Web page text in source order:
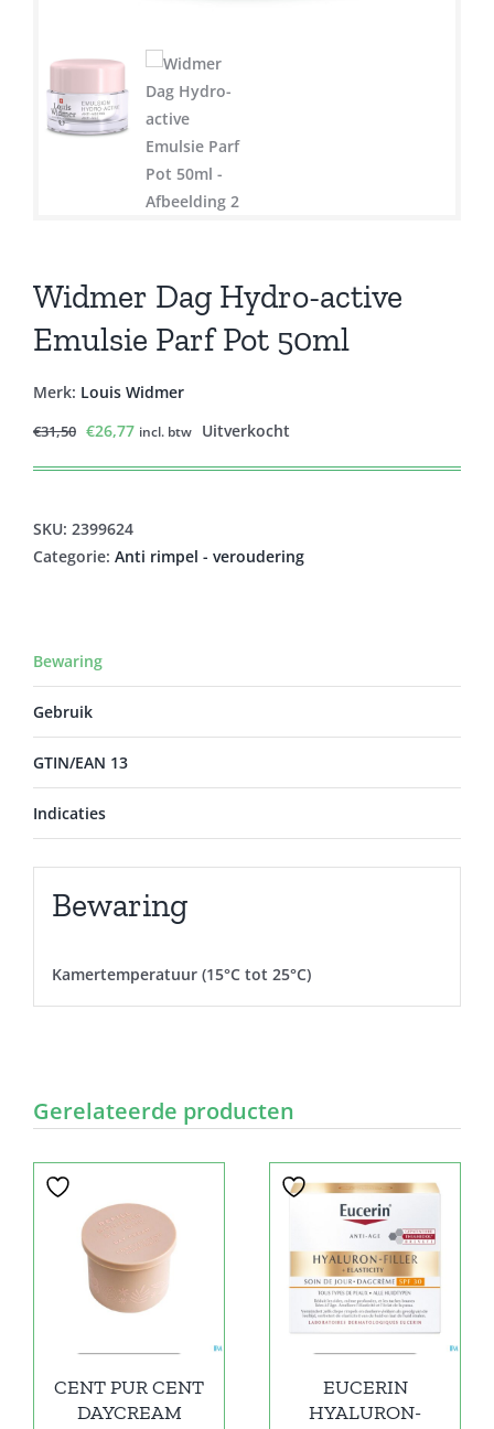
Widmer Dag Hydro-active
Emulsie Parf Pot 50ml
Merk: Louis Widmer
€31,50 Oorspronkelijke
€26,77Huidige
incl. btw Uitverkocht
SKU: 2399624
Categorie: Anti rimpel - veroudering
Bewaring
Gebruik
GTIN/EAN 13
Indicaties
Bewaring
Kamertemperatuur (15°C tot 25°C)
Gerelateerde producten
CENT PUR CENT
DAYCREAM
EUCERIN
HYALURON-